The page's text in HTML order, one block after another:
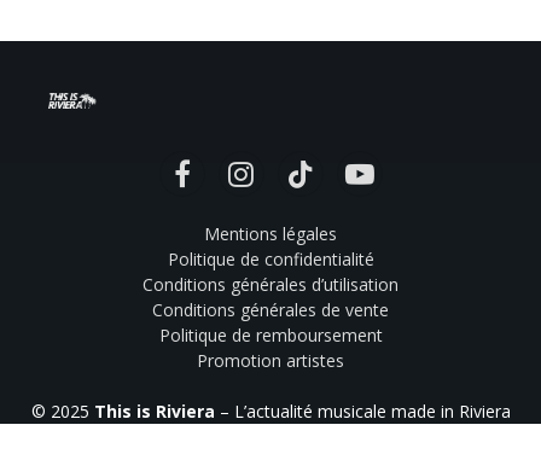
FacebookInstagramTikTok YouTube
Mentions légales
Politique de confidentialité
Conditions générales d’utilisation
Conditions générales de vente
Politique de remboursement
Promotion artistes
© 2025 This is Riviera – L’actualité musicale made in Riviera